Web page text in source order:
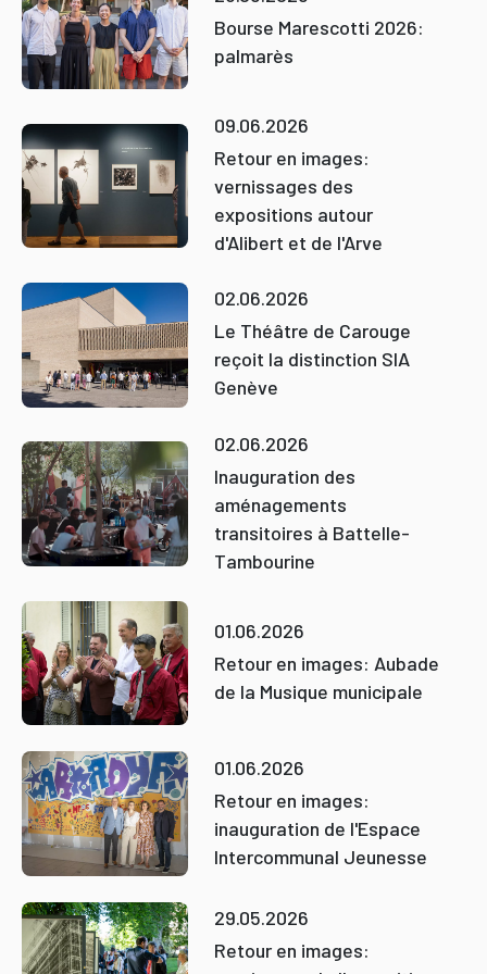
Bourse Marescotti 2026:
palmarès
09.06.2026
Retour en images:
vernissages des
expositions autour
d'Alibert et de l'Arve
02.06.2026
Le Théâtre de Carouge
reçoit la distinction SIA
Genève
02.06.2026
Inauguration des
aménagements
transitoires à Battelle-
Tambourine
01.06.2026
Retour en images: Aubade
de la Musique municipale
01.06.2026
Retour en images:
inauguration de l'Espace
Intercommunal Jeunesse
29.05.2026
Retour en images: